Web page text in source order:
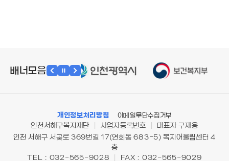
배너모음
개인정보처리방침
이메일무단수집거부
인천서해구복지재단
사업자등록번호
대표자 구재용
인천 서해구 서곶로 369번길 17(연희동 683-5) 복지어울림센터 4
층
TEL : 032-565-9028
FAX : 032-565-9029